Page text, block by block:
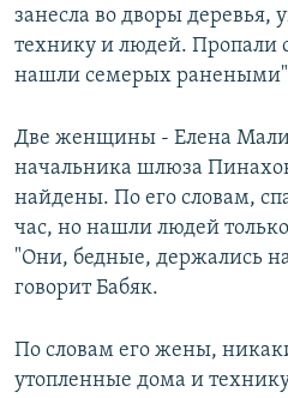
занесла во дворы деревья,
технику и людей. Пропали
нашли семерых ранеными",
Две женщины - Елена
начальника шлюза
найдены. По его словам,
час, но нашли людей
"Они, бедные, держались
говорит Бабяк.
По словам его жены,
утопленные дома и